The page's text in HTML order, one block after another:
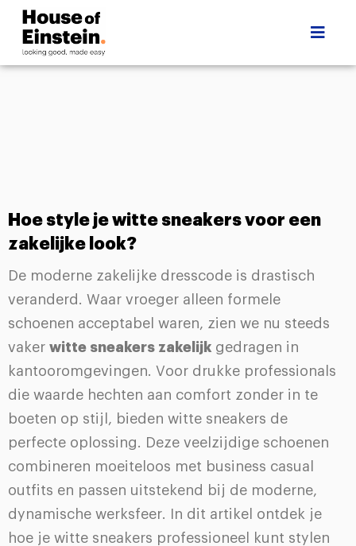
Hoe style je witte sneakers voor een
zakelijke look?
De moderne zakelijke dresscode is drastisch
veranderd. Waar vroeger alleen formele
schoenen acceptabel waren, zien we nu steeds
vaker witte sneakers zakelijk gedragen in
kantooromgevingen. Voor drukke professionals
die waarde hechten aan comfort zonder in te
boeten op stijl, bieden witte sneakers de
perfecte oplossing. Deze veelzijdige schoenen
combineren moeiteloos met business casual
outfits en passen uitstekend bij de moderne,
dynamische werksfeer. In dit artikel ontdek je
hoe je witte sneakers professioneel kunt stylen